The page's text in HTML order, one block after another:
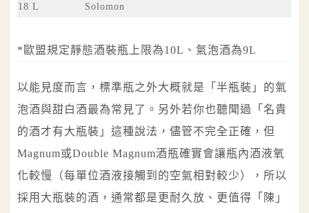
18 L Solomon
*歐盟規定靜態酒裝瓶上限為10L、氣泡酒為9L
以能見度而言，標準瓶之外大概就是「半瓶裝」的氣
泡酒與甜白酒最為常見了。另外若你也聽聞過「名貴
的酒才有大瓶裝」這種說法，儘管不完全正確，但
Magnum或Double Magnum酒瓶確實會讓瓶內酒液氧
化較慢（每單位酒液接觸到的空氣相對較少），所以
採用大瓶裝的酒，通常都是更耐久放、更值得「陳」